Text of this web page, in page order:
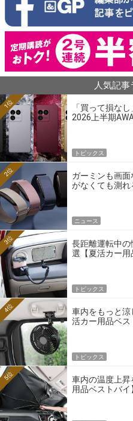
人気記事
「買って損な
2026上半期
1位
トピックス
ガーミンも画
がなくても測れ
2位
ニュース
長距離運転中
選【夏活カー用
3位
トピックス
車内をもっと
活カー用品ベス
4位
トピックス
車内の温度上
用品ベストバイ
5位